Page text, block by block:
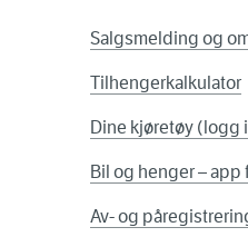
Salgsmelding og
Tilhengerkalkulator
Dine kjøretøy (logg
Bil og henger –
Av- og